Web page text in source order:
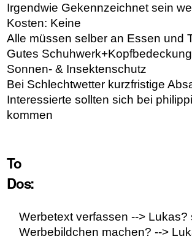
Irgendwie Gekennzeichnet sein
Kosten: Keine
Alle müssen selber an Essen und
Gutes Schuhwerk+Kopfbedeckung
Sonnen- & Insektenschutz
Bei Schlechtwetter kurzfristige
Interessierte sollten sich bei
kommen
To
Dos:
Werbetext verfassen --> Lukas?
Werbebildchen machen? -->